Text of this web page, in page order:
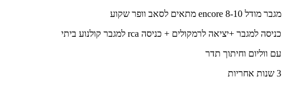
מגבר מודל encore 8-10 מתאים לסאב וופר שקוע
כניסה למגבר +יציאה לרמקולים + כניסה rca למגבר קולנוע ביתי
עם ווליום וחיתוך תדר
3 שנות אחריות